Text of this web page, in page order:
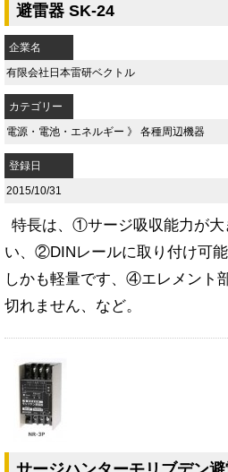
避雷器 SK-24
企業名
有限会社日本雷研ベクトル
カテゴリー
電源・電池・エネルギー 》 各種周辺機器
登録日
2015/10/31
特長は、①サージ吸収能力が大
い、②DINレールに取り付け可
しかも軽量です、④エレメント
切れません、など。